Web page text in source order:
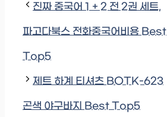
진짜 중국어 1 + 2 전 2권 세트,
파고다북스 전화중국어비용 Best
Top5
제트 하계 티셔츠 BOTK-623
곤색 야구바지 Best Top5